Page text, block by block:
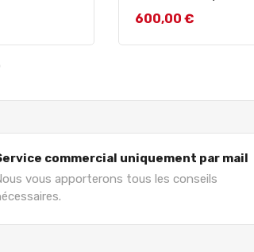
Prix
600,00 €
commercial uniquement par mail
vous apporterons tous les conseils